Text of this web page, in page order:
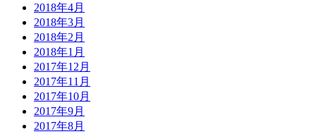
2018年4月
2018年3月
2018年2月
2018年1月
2017年12月
2017年11月
2017年10月
2017年9月
2017年8月